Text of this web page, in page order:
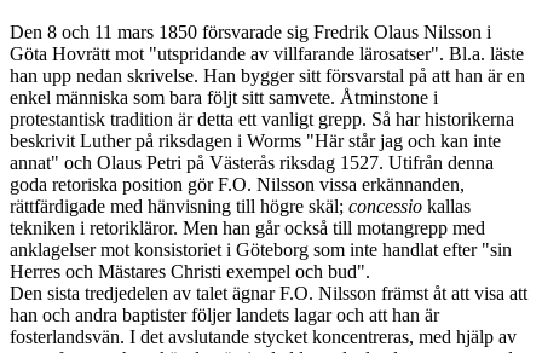
Den 8 och 11 mars 1850 försvarade sig Fredrik Olaus Nilsson i
Göta Hovrätt mot "utspridande av villfarande lärosatser". Bl.a. läste
han upp nedan skrivelse. Han bygger sitt försvarstal på att han är en
enkel människa som bara följt sitt samvete. Åtminstone i
protestantisk tradition är detta ett vanligt grepp. Så har historikerna
beskrivit Luther på riksdagen i Worms "Här står jag och kan inte
annat" och Olaus Petri på Västerås riksdag 1527. Utifrån denna
goda retoriska position gör F.O. Nilsson vissa erkännanden,
rättfärdigade med hänvisning till högre skäl; concessio kallas
tekniken i retorikläror. Men han går också till motangrepp med
anklagelser mot konsistoriet i Göteborg som inte handlat efter "sin
Herres och Mästares Christi exempel och bud".
Den sista tredjedelen av talet ägnar F.O. Nilsson främst åt att visa att
han och andra baptister följer landets lagar och att han är
fosterlandsvän. I det avslutande stycket koncentreras, med hjälp av